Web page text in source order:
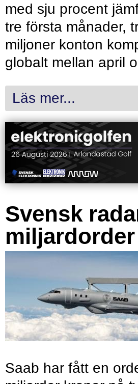
med sju procent
tre första månader,
miljoner konton
globalt mellan april
Läs mer...
Svensk
miljardorder
Saab har fått en